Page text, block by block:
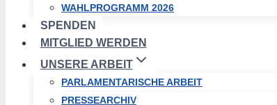
WAHLPROGRAMM 2026
SPENDEN
MITGLIED WERDEN
UNSERE ARBEIT
PARLAMENTARISCHE ARBEIT
PRESSEARCHIV